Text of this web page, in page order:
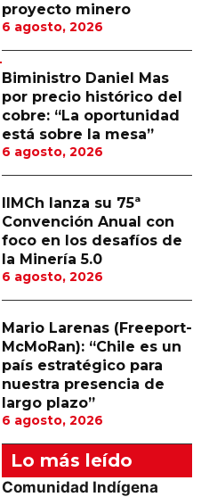
proyecto minero
6 agosto, 2026
Biministro Daniel Mas
por precio histórico del
cobre: “La oportunidad
está sobre la mesa”
6 agosto, 2026
IIMCh lanza su 75ª
Convención Anual con
foco en los desafíos de
la Minería 5.0
6 agosto, 2026
Mario Larenas (Freeport-
McMoRan): “Chile es un
país estratégico para
nuestra presencia de
largo plazo”
6 agosto, 2026
Lo más leído
Comunidad Indígena